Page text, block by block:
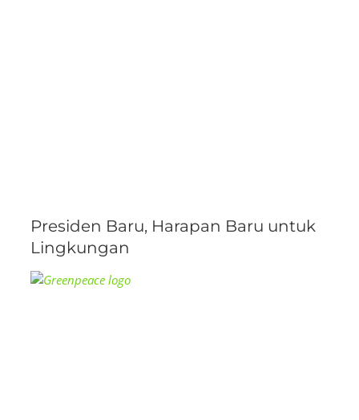
Presiden Baru, Harapan Baru untuk
Lingkungan